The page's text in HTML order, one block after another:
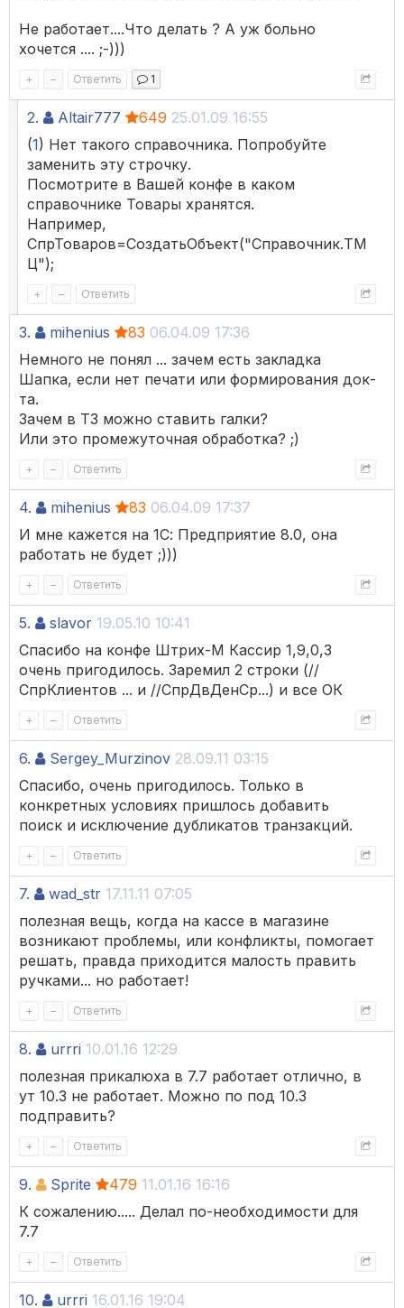
Не работает....Что делать ? А уж больно
хочется .... ;-)))
+ – Ответить 1
2. Altair777 649 25.01.09 16:55
(1) Нет такого справочника. Попробуйте
заменить эту строчку.
Посмотрите в Вашей конфе в каком
справочнике Товары хранятся.
Например,
СпрТоваров=СоздатьОбъект("Справочник.ТМ
Ц");
+ – Ответить
3. mihenius 83 06.04.09 17:36
Немного не понял ... зачем есть закладка
Шапка, если нет печати или формирования док-
та.
Зачем в ТЗ можно ставить галки?
Или это промежуточная обработка? ;)
+ – Ответить
4. mihenius 83 06.04.09 17:37
И мне кажется на 1С: Предприятие 8.0, она
работать не будет ;)))
+ – Ответить
5. slavor 19.05.10 10:41
Спасибо на конфе Штрих-М Кассир 1,9,0,3
очень пригодилось. Заремил 2 строки (//
СпрКлиентов ... и //СпрДвДенСр...) и все ОК
+ – Ответить
6. Sergey_Murzinov 28.09.11 03:15
Спасибо, очень пригодилось. Только в
конкретных условиях пришлось добавить
поиск и исключение дубликатов транзакций.
+ – Ответить
7. wad_str 17.11.11 07:05
полезная вещь, когда на кассе в магазине
возникают проблемы, или конфликты, помогает
решать, правда приходится малость править
ручками... но работает!
+ – Ответить
8. urrri 10.01.16 12:29
полезная прикалюха в 7.7 работает отлично, в
ут 10.3 не работает. Можно по под 10.3
подправить?
+ – Ответить
9. Sprite 479 11.01.16 16:16
К сожалению..... Делал по-необходимости для
7.7
+ – Ответить
10. urrri 16.01.16 19:04